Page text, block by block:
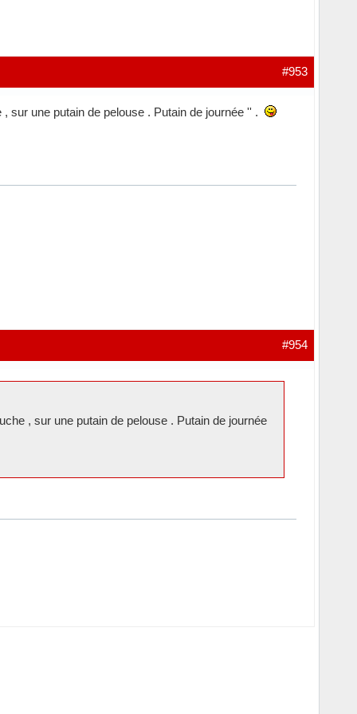
#953
sur une putain de pelouse . Putain de journée '' .
#954
, sur une putain de pelouse . Putain de journée